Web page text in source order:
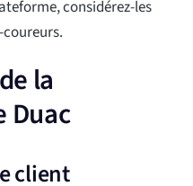
considérez-les
la
Duac
client